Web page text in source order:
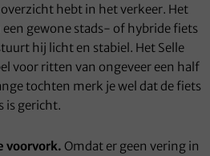
hebt in het verkeer. Het
gewone stads- of hybride fiets
hij licht en stabiel. Het Selle
voor ritten van ongeveer een half
tochten merk je wel dat de fiets
is gericht.
voorvork. Omdat er geen vering in